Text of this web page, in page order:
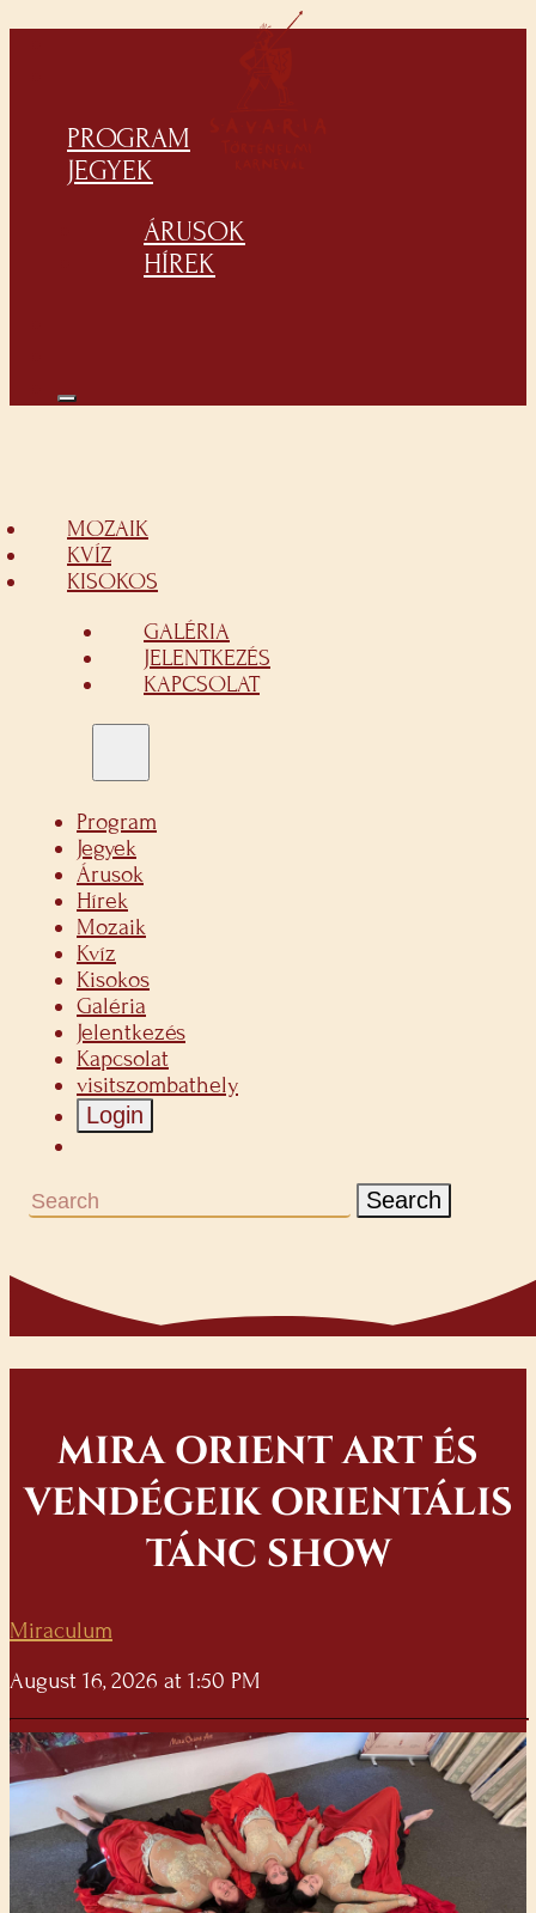
PROGRAM
JEGYEK
ÁRUSOK
HÍREK
MOZAIK
KVÍZ
KISOKOS
GALÉRIA
JELENTKEZÉS
KAPCSOLAT
Program
Jegyek
Árusok
Hírek
Mozaik
Kvíz
Kisokos
Galéria
Jelentkezés
Kapcsolat
visitszombathely
Login
Search
MIRA ORIENT ART ÉS
VENDÉGEIK ORIENTÁLIS
TÁNC SHOW
Miraculum
August 16, 2026 at 1:50 PM